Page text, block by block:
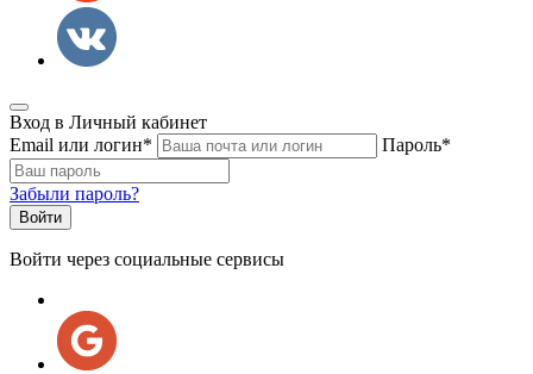
Вход в Личный кабинет
Email или логин* Пароль*
Забыли пароль?
Войти через социальные сервисы